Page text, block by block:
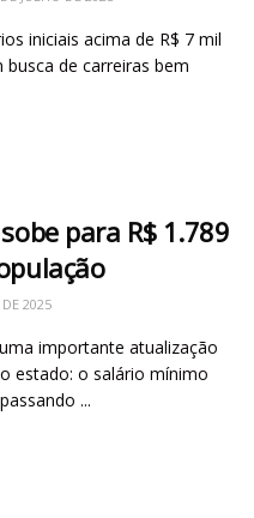
iniciais acima de R$ 7 mil
de carreiras bem
para R$ 1.789
2025
importante atualização
estado: o salário mínimo
...